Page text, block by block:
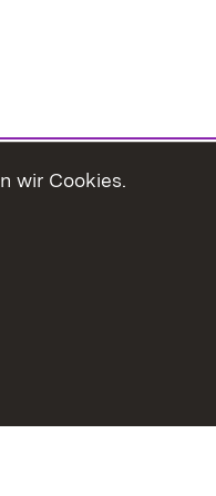
wir Cookies.